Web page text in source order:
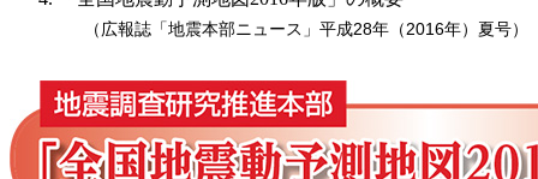
（広報誌「地震本部ニュース」平成28年（2016年）夏号）